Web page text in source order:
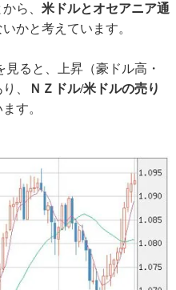
ら、 米ドルとオセアニア通
かと考えています。
ると、上昇（豪ドル高・
、
ＮＺドル/米ドルの売り
す。